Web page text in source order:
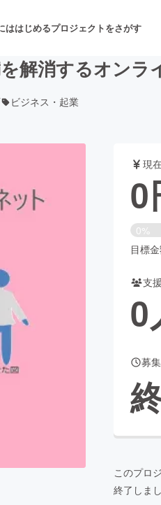
ははじめるプロジェクトをさがす
舞台・パフォーマンス
ビューティー・ヘル
Good
解消するオンラ
ビジネス・起業
現
0
0%
目標
支
0
募
このプロ
終了しま